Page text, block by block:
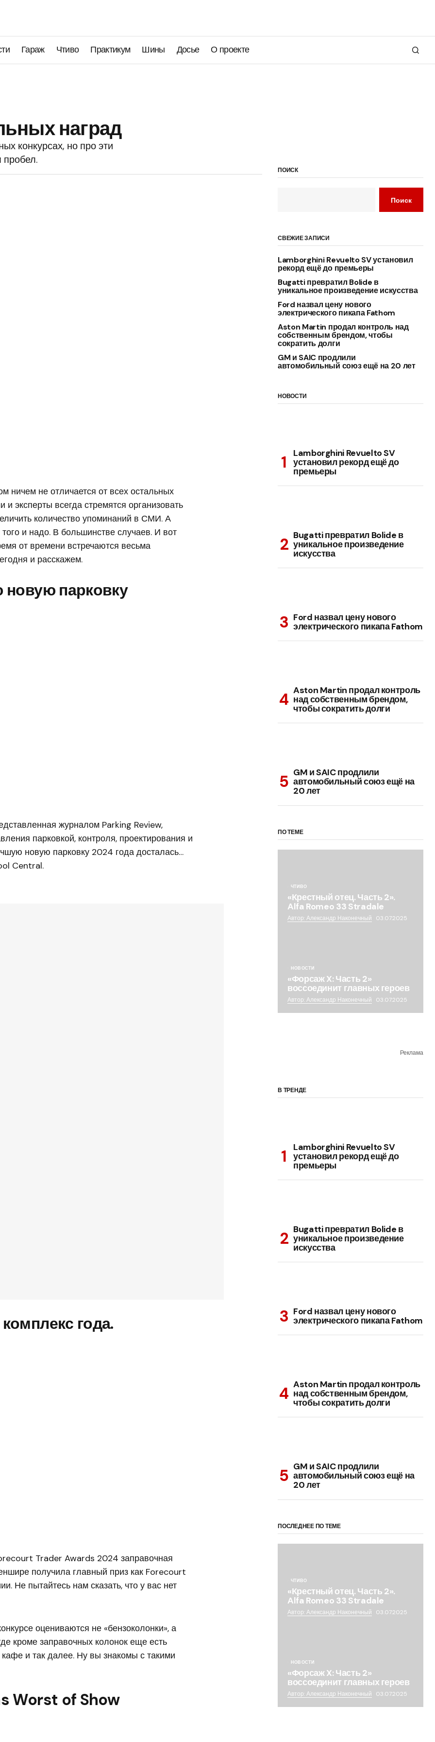
Гараж Чтиво Практикум Шины Досье О проекте
наград
конкурсах, но про эти
пробел.
ничем не отличается от всех остальных
эксперты всегда стремятся организовать
количество упоминаний в СМИ. А
того и надо. В большинстве случаев. И вот
от времени встречаются весьма
и расскажем.
парковку
журналом Parking Review,
парковкой, контроля, проектирования и
новую парковку 2024 года досталась…
Central.
года.
Trader Awards 2024 заправочная
получила главный приз как Forecourt
Не пытайтесь нам сказать, что у вас нет
оцениваются не «бензоколонки», а
кроме заправочных колонок еще есть
кафе и так далее. Ну вы знакомы с такими
Worst of Show
ПОИСК
Поиск
СВЕЖИЕ ЗАПИСИ
Lamborghini Revuelto SV установил
рекорд ещё до премьеры
Bugatti превратил Bolide в
уникальное произведение искусства
Ford назвал цену нового
электрического пикапа Fathom
Aston Martin продал контроль над
собственным брендом, чтобы
сократить долги
GM и SAIC продлили
автомобильный союз ещё на 20 лет
НОВОСТИ
Lamborghini Revuelto SV
установил рекорд ещё до
премьеры
Bugatti превратил Bolide в
уникальное произведение
искусства
Ford назвал цену нового
электрического пикапа Fathom
Aston Martin продал контроль
над собственным брендом,
чтобы сократить долги
GM и SAIC продлили
автомобильный союз ещё на
20 лет
ПО ТЕМЕ
ЧТИВО
«Крестный отец. Часть 2».
Alfa Romeo 33 Stradale
Автор: Александр Наконечный 03.07.2025
НОВОСТИ
«Форсаж X: Часть 2»
воссоединит главных героев
Автор: Александр Наконечный 03.07.2025
Реклама
В ТРЕНДЕ
Lamborghini Revuelto SV
установил рекорд ещё до
премьеры
Bugatti превратил Bolide в
уникальное произведение
искусства
Ford назвал цену нового
электрического пикапа Fathom
Aston Martin продал контроль
над собственным брендом,
чтобы сократить долги
GM и SAIC продлили
автомобильный союз ещё на
20 лет
ПОСЛЕДНЕЕ ПО ТЕМЕ
ЧТИВО
«Крестный отец. Часть 2».
Alfa Romeo 33 Stradale
Автор: Александр Наконечный 03.07.2025
НОВОСТИ
«Форсаж X: Часть 2»
воссоединит главных героев
Автор: Александр Наконечный 03.07.2025